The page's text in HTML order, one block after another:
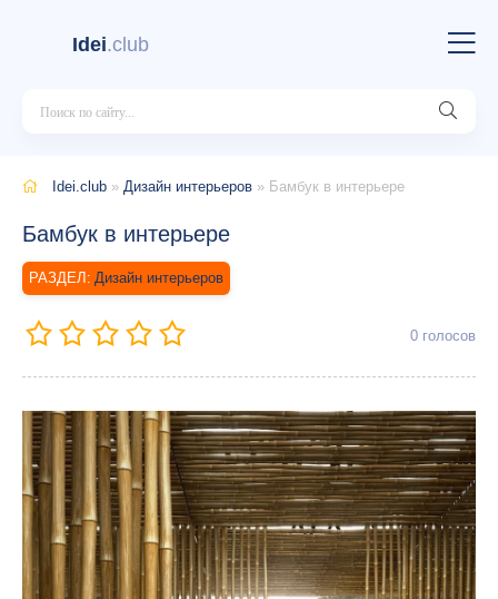
Idei.club
Idei.club » Дизайн интерьеров » Бамбук в интерьере
Бамбук в интерьере
Дизайн интерьеров
0 голосов